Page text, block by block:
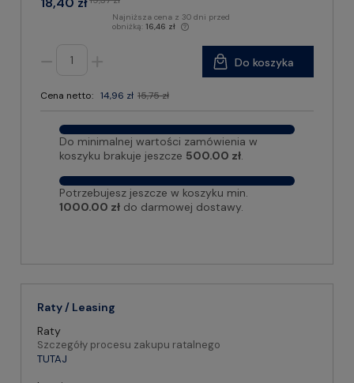
Najniższa cena z 30 dni przed
obniżką: 16,46 zł
Cena netto: 14,96 zł 15,75 zł
Do koszyka
Do minimalnej wartości zamówienia w
koszyku brakuje jeszcze 500.00 zł.
Potrzebujesz jeszcze w koszyku min.
1000.00 zł do darmowej dostawy.
Raty / Leasing
Raty
Szczegóły procesu zakupu ratalnego
TUTAJ